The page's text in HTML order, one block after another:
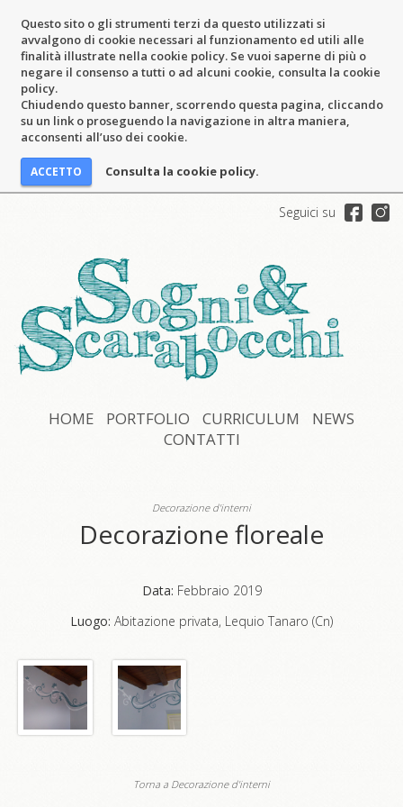
Questo sito o gli strumenti terzi da questo utilizzati si
avvalgono di cookie necessari al funzionamento ed utili alle
finalità illustrate nella cookie policy. Se vuoi saperne di più o
negare il consenso a tutti o ad alcuni cookie, consulta la cookie
policy.
Chiudendo questo banner, scorrendo questa pagina, cliccando
su un link o proseguendo la navigazione in altra maniera,
acconsenti all’uso dei cookie.
Consulta la cookie policy.
Seguici su
HOME PORTFOLIO CURRICULUM
NEWS
CONTATTI
Decorazione d'interni
Decorazione floreale
Data: Febbraio 2019
Luogo: Abitazione privata, Lequio Tanaro (Cn)
Torna a Decorazione d'interni